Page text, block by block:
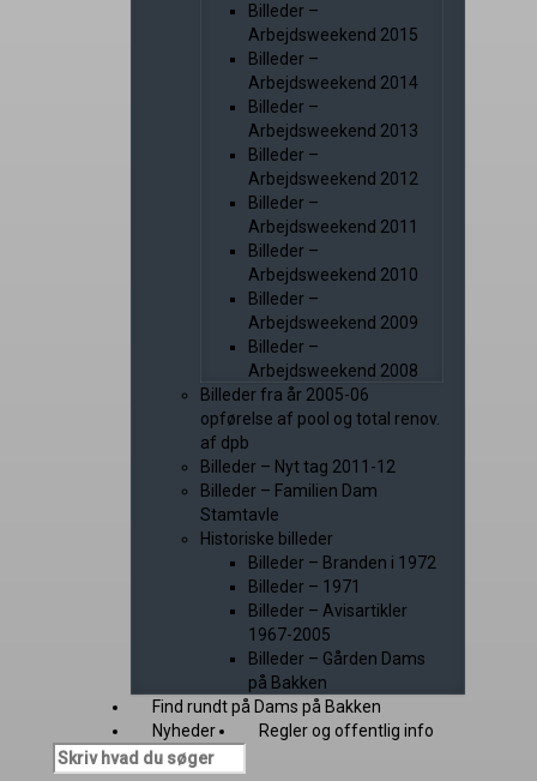
Billeder –
Arbejdsweekend 2015
Billeder –
Arbejdsweekend 2014
Billeder –
Arbejdsweekend 2013
Billeder –
Arbejdsweekend 2012
Billeder –
Arbejdsweekend 2011
Billeder –
Arbejdsweekend 2010
Billeder –
Arbejdsweekend 2009
Billeder –
Arbejdsweekend 2008
Billeder fra år 2005-06
opførelse af pool og total renov.
af dpb
Billeder – Nyt tag 2011-12
Billeder – Familien Dam
Stamtavle
Historiske billeder
Billeder – Branden i 1972
Billeder – 1971
Billeder – Avisartikler
1967-2005
Billeder – Gården Dams
på Bakken
Find rundt på Dams på Bakken
Nyheder
Regler og offentlig info